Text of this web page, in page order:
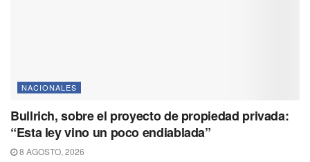
NACIONALES
Bullrich, sobre el proyecto de propiedad privada:
“Esta ley vino un poco endiablada”
8 AGOSTO, 2026